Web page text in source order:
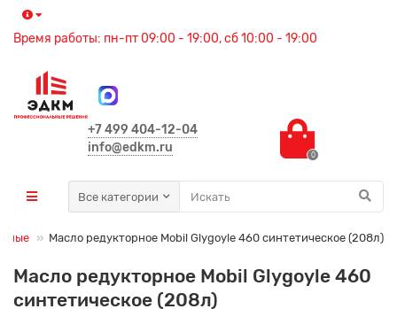
Время работы: пн-пт 09:00 - 19:00, сб 10:00 - 19:00
+7 499 404-12-04
info@edkm.ru
0
Все категории
Масло редукторное Mobil Glygoyle 460 синтетическое (208л)
Масло редукторное Mobil Glygoyle 460
синтетическое (208л)